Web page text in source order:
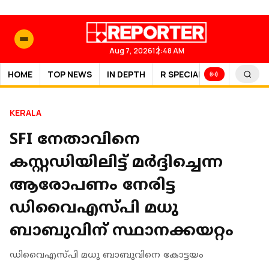
Aug 7, 202612:48 AM
HOME TOP NEWS IN DEPTH R SPECIAL SPORTS
KERALA
SFI നേതാവിനെ
കസ്റ്റഡിയിലിട്ട് മര്‍ദ്ദിച്ചെന്ന
ആരോപണം നേരിട്ട
ഡിവൈഎസ്പി മധു
ബാബുവിന് സ്ഥാനക്കയറ്റം
ഡിവൈഎസ്പി മധു ബാബുവിനെ കോട്ടയം